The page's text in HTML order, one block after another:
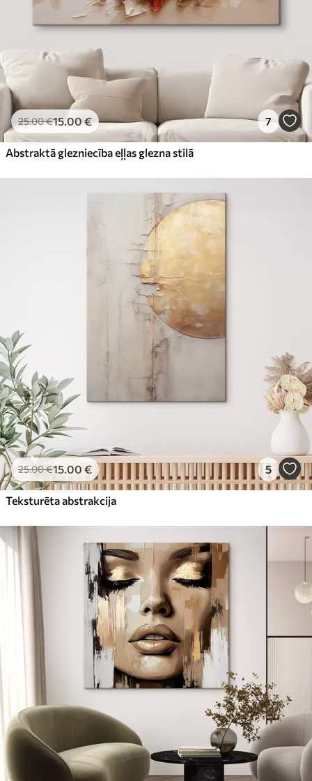
25.00€15.00 € 7
Abstraktā glezniecība eļļas glezna stilā
25.00€15 .00 € 5
Teksturēta abstrakcija